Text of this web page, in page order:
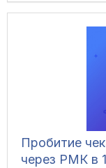
Пробитие
через РМК в